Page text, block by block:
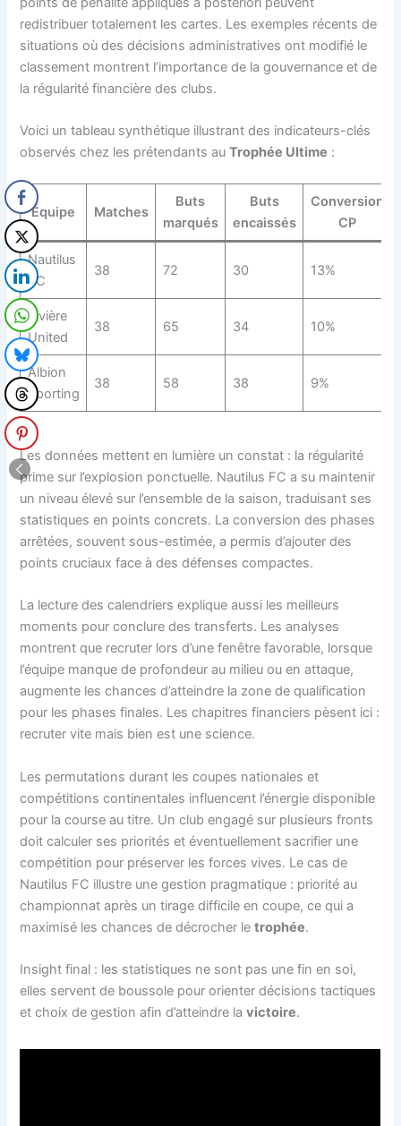
redistribuer totalement les cartes. Les exemples récents de
situations où des décisions administratives ont modifié le
classement montrent l’importance de la gouvernance et de
la régularité financière des clubs.
Voici un tableau synthétique illustrant des indicateurs-clés
observés chez les prétendants auTrophée Ultime :
Équipe Matches
Buts
marqués
Buts
encaissés
Conversion
CP
Nautilus
FC
38 72 30 13%
Rivière
United
38 65 34 10%
Albion
Sporting
38 58 38 9%
Les données mettent en lumière un constat : la régularité
prime sur l’explosion ponctuelle. Nautilus FC a su maintenir
un niveau élevé sur l’ensemble de la saison, traduisant ses
statistiques en points concrets. La conversion des phases
arrêtées, souvent sous-estimée, a permis d’ajouter des
points cruciaux face à des défenses compactes.
La lecture des calendriers explique aussi les meilleurs
moments pour conclure des transferts. Les analyses
montrent que recruter lors d’une fenêtre favorable, lorsque
l’équipe manque de profondeur au milieu ou en attaque,
augmente les chances d’atteindre la zone de qualification
pour les phases finales. Les chapitres financiers pèsent ici :
recruter vite mais bien est une science.
Les permutations durant les coupes nationales et
compétitions continentales influencent l’énergie disponible
pour la course au titre. Un club engagé sur plusieurs fronts
doit calculer ses priorités et éventuellement sacrifier une
compétition pour préserver les forces vives. Le cas de
Nautilus FC illustre une gestion pragmatique : priorité au
championnat après un tirage difficile en coupe, ce qui a
maximisé les chances de décrocher letrophée.
Insight final : les statistiques ne sont pas une fin en soi,
elles servent de boussole pour orienter décisions tactiques
et choix de gestion afin d’atteindre lavictoire.